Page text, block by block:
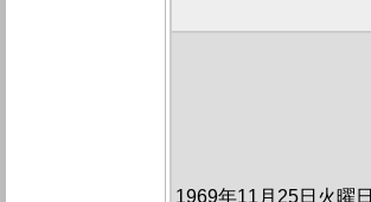
1969年11月25日火曜日